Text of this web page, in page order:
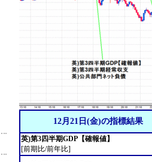
12月21日(金)の指標結果
英)第3四半期GDP【確報値】
[前期比/前年比]